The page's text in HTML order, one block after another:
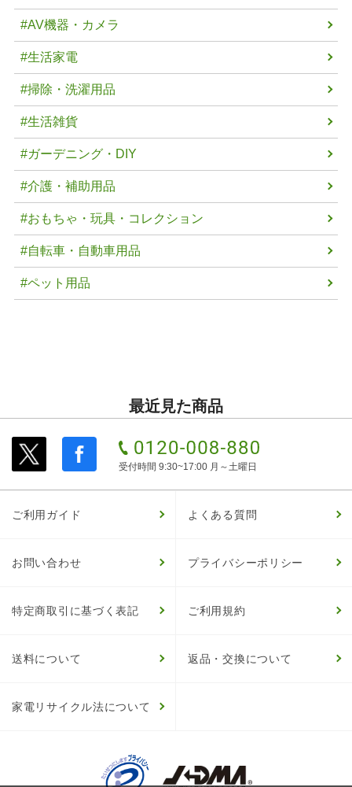
#AV機器・カメラ
#生活家電
#掃除・洗濯用品
#生活雑貨
#ガーデニング・DIY
#介護・補助用品
#おもちゃ・玩具・コレクション
#自転車・自動車用品
#ペット用品
最近見た商品
受付時間 9:30~17:00 月～土曜日
ご利用ガイド よくある質問
お問い合わせ プライバシーポリシー
特定商取引に基づく表記 ご利用規約
送料について 返品・交換について
家電リサイクル法について